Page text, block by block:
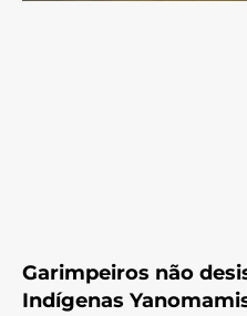
Garimpeiros não
Indígenas